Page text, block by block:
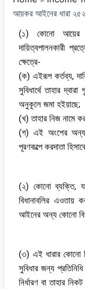
আয়কর আইনের ধারা ২৫২:
(১) কোনো আয়ের
দায়িত্বপালনকারী
ক্ষেত্রে-
(ক) এইরূপ কর্তব্য,
সুবিধার্থে তাহার
অনুকূলে জমা হইয়াছে;
(খ) তাহার নিজ নামে কর
(গ) এই অংশের
পূরণকল্পে করদাতা
(২) কোনো ব্যক্তি,
বিধানাবলির
আইনের অন্য কোনো
(৩) এই ধারার কোনো
সুবিধার জন্য
নির্ধারণ বা তাহার